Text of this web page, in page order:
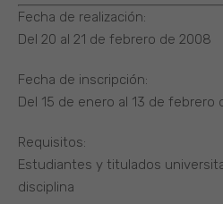
Fecha de realización:
Del 20 al 21 de febrero de 2008
Fecha de inscripción:
Del 15 de enero al 13 de febrero
Requisitos:
Estudiantes y titulados
disciplina